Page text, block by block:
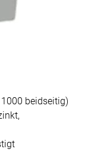
beidseitig)